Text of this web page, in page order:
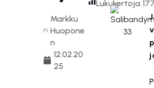
Markku
Huopone
n
12.02.20
25
Lukukertoja:177